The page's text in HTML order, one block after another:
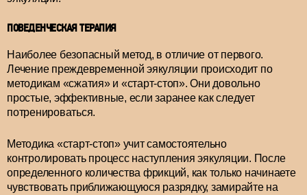
ПОВЕДЕНЧЕСКАЯ ТЕРАПИЯ
Наиболее безопасный метод, в отличие от первого.
Лечение преждевременной эякуляции происходит по
методикам «сжатия» и «старт-стоп». Они довольно
простые, эффективные, если заранее как следует
потренироваться.
Методика «старт-стоп» учит самостоятельно
контролировать процесс наступления эякуляции. После
определенного количества фрикций, как только начинаете
чувствовать приближающуюся разрядку, замирайте на